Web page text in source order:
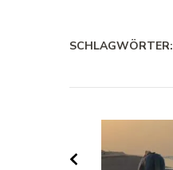
SCHLAGWÖRTER: